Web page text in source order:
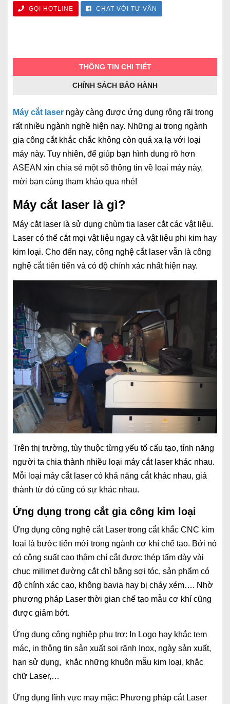
GỌI HOTLINE CHAT VỚI TƯ VẤN
THÔNG TIN CHI TIẾT
CHÍNH SÁCH BẢO HÀNH
Máy cắt laser ngày càng được ứng dụng rộng rãi trong
rất nhiều ngành nghề hiện nay. Những ai trong ngành
gia công cắt khắc chắc không còn quá xa lạ với loại
máy này. Tuy nhiên, để giúp bạn hình dung rõ hơn
ASEAN xin chia sẻ một số thông tin về loại máy này,
mời bạn cùng tham khảo qua nhé!
Máy cắt laser là gì?
Máy cắt laser là sử dụng chùm tia laser cắt các vật liệu.
Laser có thể cắt mọi vật liệu ngay cả vật liệu phi kim hay
kim loại. Cho đến nay, công nghệ cắt laser vẫn là công
nghệ cắt tiên tiến và có độ chính xác nhất hiện nay.
Trên thị trường, tùy thuộc từng yếu tố cấu tạo, tính năng
người ta chia thành nhiều loại máy cắt laser khác nhau.
Mỗi loại máy cắt laser có khả năng cắt khác nhau, giá
thành từ đó cũng có sự khác nhau.
Ứng dụng trong cắt gia công kim loại
Ứng dụng công nghệ cắt Laser trong cắt khắc CNC kim
loại là bước tiến mới trong ngành cơ khí chế tạo. Bởi nó
có công suất cao thậm chí cắt được thép tấm dày vài
chục milimet đường cắt chỉ bằng sợi tóc, sản phẩm có
độ chính xác cao, không bavia hay bị cháy xém…. Nhờ
phương pháp Laser thời gian chế tạo mẫu cơ khí cũng
được giảm bớt.
Ứng dụng công nghiệp phụ trợ: In Logo hay khắc tem
mác, in thông tin sản xuất soi rãnh Inox, ngày sản xuất,
hạn sử dụng, khắc những khuôn mẫu kim loại, khắc
chữ Laser,…
Ứng dụng lĩnh vực may mặc: Phương pháp cắt Laser